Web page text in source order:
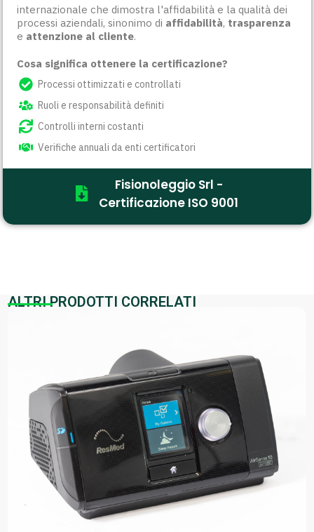
internazionale che dimostra l'affidabilità e la qualità dei
processi aziendali, sinonimo di affidabilità, trasparenza
e attenzione al cliente.
Cosa significa ottenere la certificazione?
Processi ottimizzati e controllati
Ruoli e responsabilità definiti
Controlli interni costanti
Verifiche annuali da enti certificatori
Fisionoleggio Srl -
Certificazione ISO 9001
ALTRI PRODOTTI CORRELATI